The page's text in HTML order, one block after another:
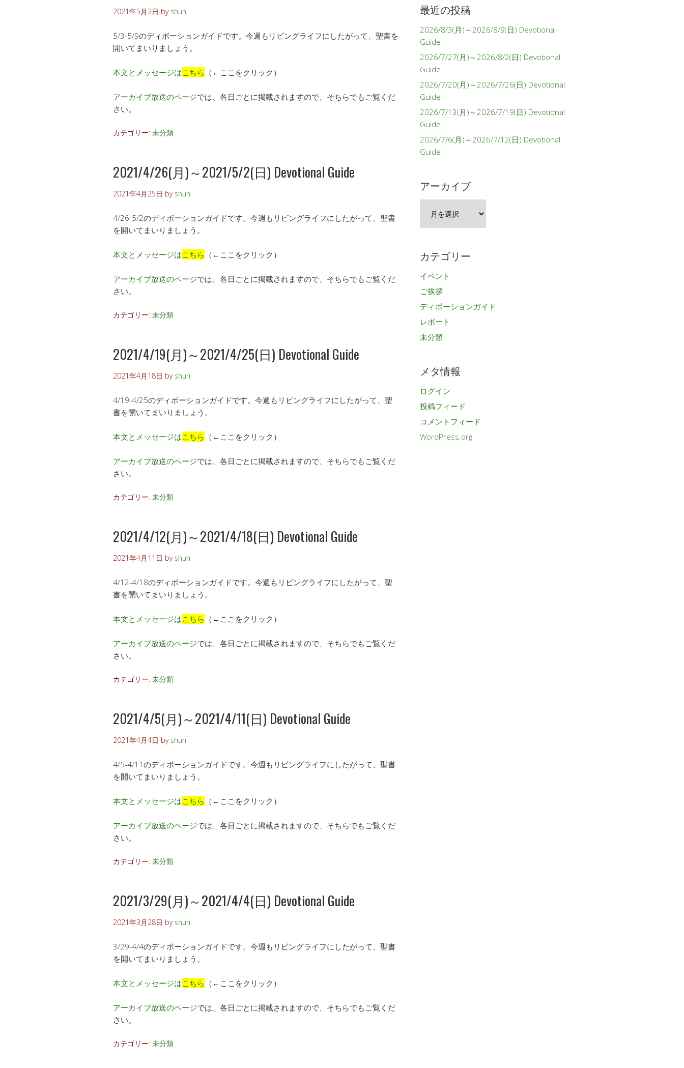
2021年5月2日 by shun
5/3-5/9のディボーションガイドです。今週もリビングライフにしたがって、聖書を
開いてまいりましょう。
本文とメッセージはこちら （←ここをクリック）
アーカイブ放送のページでは、各日ごとに掲載されますので、そちらでもご覧くだ
さい。
カテゴリー: 未分類
2021/4/26(月)～2021/5/2(日) Devotional Guide
2021年4月25日 by shun
4/26-5/2のディボーションガイドです。今週もリビングライフにしたがって、聖書
を開いてまいりましょう。
本文とメッセージはこちら （←ここをクリック）
アーカイブ放送のページでは、各日ごとに掲載されますので、そちらでもご覧くだ
さい。
カテゴリー: 未分類
2021/4/19(月)～2021/4/25(日) Devotional Guide
2021年4月18日 by shun
4/19-4/25のディボーションガイドです。今週もリビングライフにしたがって、聖
書を開いてまいりましょう。
本文とメッセージはこちら （←ここをクリック）
アーカイブ放送のページでは、各日ごとに掲載されますので、そちらでもご覧くだ
さい。
カテゴリー: 未分類
2021/4/12(月)～2021/4/18(日) Devotional Guide
2021年4月11日 by shun
4/12-4/18のディボーションガイドです。今週もリビングライフにしたがって、聖
書を開いてまいりましょう。
本文とメッセージはこちら （←ここをクリック）
アーカイブ放送のページでは、各日ごとに掲載されますので、そちらでもご覧くだ
さい。
カテゴリー: 未分類
2021/4/5(月)～2021/4/11(日) Devotional Guide
2021年4月4日 by shun
4/5-4/11のディボーションガイドです。今週もリビングライフにしたがって、聖書
を開いてまいりましょう。
本文とメッセージはこちら （←ここをクリック）
アーカイブ放送のページでは、各日ごとに掲載されますので、そちらでもご覧くだ
さい。
カテゴリー: 未分類
2021/3/29(月)～2021/4/4(日) Devotional Guide
2021年3月28日 by shun
3/29-4/4のディボーションガイドです。今週もリビングライフにしたがって、聖書
を開いてまいりましょう。
本文とメッセージはこちら （←ここをクリック）
アーカイブ放送のページでは、各日ごとに掲載されますので、そちらでもご覧くだ
さい。
カテゴリー: 未分類
最近の投稿
2026/8/3(月)～2026/8/9(日) Devotional
Guide
2026/7/27(月)～2026/8/2(日) Devotional
Guide
2026/7/20(月)～2026/7/26(日) Devotional
Guide
2026/7/13(月)～2026/7/19(日) Devotional
Guide
2026/7/6(月)～2026/7/12(日) Devotional
Guide
アーカイブ
カ
ブ
カテゴリー
イベント
ご挨拶
ディボーションガイド
レポート
未分類
メタ情報
ログイン
投稿フィード
コメントフィード
WordPress.org